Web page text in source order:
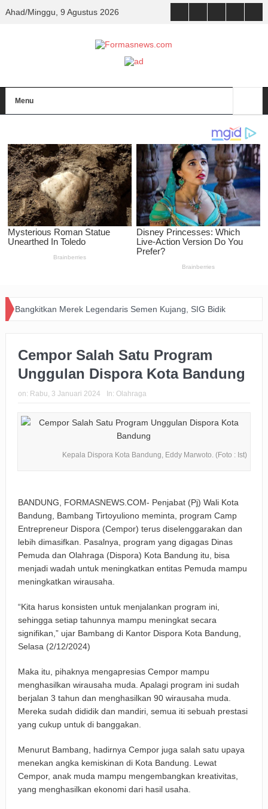
Ahad/Minggu, 9 Agustus 2026
Menu
Bangkitkan Merek Legendaris Semen Kujang, SIG Bidik
dengan PERSIB
Happiness Yard Vol. 2 Jadi Bukti Kolaborasi Hotel dan
Komunitas Dukung Aksi Sosial di Bandung
Zakat Digital BRImo Wujudkan Kepedulian, BAZNAS Jabar
Big Bad Wolf Hadirkan Ruang Literasi bagi Warga Bandung
BRI Gandeng Taspen Tingkatkan Perlindungan dan Literasi
Keuangan Pensiunan di Cirebon
Padaringan Leuweung Awi Cisurupan Resmi Diaktivasi, Wali
Kota Dorong Wisata Berbasis Alam dan Pemberdayaan
Warga
Funtastic 8 Basketball Cup 2026 Jadi Ajang Silaturahmi
Alumni dan Penggerak Sport Tourism
Farhan: Kritik Mahasiswa Penting untuk Kemajuan Kota
Bandung
Perkuat Layanan Kesehatan di Subang
Cempor Salah Satu Program
Unggulan Dispora Kota Bandung
on: Rabu, 3 Januari 2024 In: Olahraga
Kepala Dispora Kota Bandung, Eddy Marwoto. (Foto : Ist)
BANDUNG, FORMASNEWS.COM- Penjabat (Pj) Wali Kota
Bandung, Bambang Tirtoyuliono meminta, program Camp
Entrepreneur Dispora (Cempor) terus diselenggarakan dan
lebih dimasifkan. Pasalnya, program yang digagas Dinas
Pemuda dan Olahraga (Dispora) Kota Bandung itu, bisa
menjadi wadah untuk meningkatkan entitas Pemuda mampu
meningkatkan wirausaha.
“Kita harus konsisten untuk menjalankan program ini,
sehingga setiap tahunnya mampu meningkat secara
signifikan,” ujar Bambang di Kantor Dispora Kota Bandung,
Selasa (2/12/2024)
Maka itu, pihaknya mengapresias Cempor mampu
menghasilkan wirausaha muda. Apalagi program ini sudah
berjalan 3 tahun dan menghasilkan 90 wirausaha muda.
Mereka sudah dididik dan mandiri, semua iti sebuah prestasi
yang cukup untuk di banggakan.
Menurut Bambang, hadirnya Cempor juga salah satu upaya
menekan angka kemiskinan di Kota Bandung. Lewat
Cempor, anak muda mampu mengembangkan kreativitas,
yang menghasilkan ekonomi dari hasil usaha.